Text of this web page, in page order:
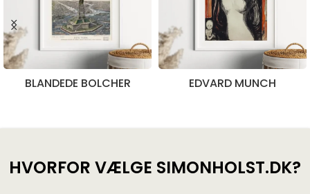
BLANDEDE BOLCHER EDVARD MUNCH
HVORFOR VÆLGE SIMONHOLST.DK?